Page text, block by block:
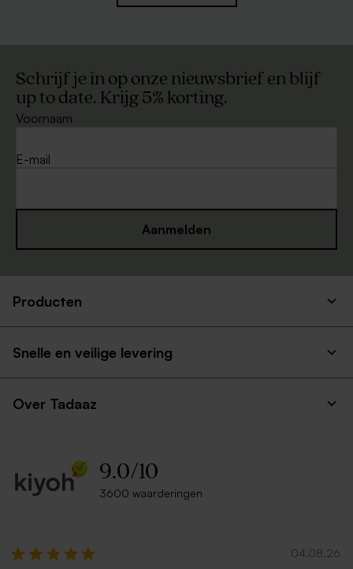
Donkerblauwe envelop met
puntklep
puntklep
Schrijf je in op onze nieuwsbrief en blijf
up to date. Krijg 5% korting.
Voornaam
E-mail
Aanmelden
Producten
Snelle en veilige levering
Over Tadaaz
9.0/10
3600 waarderingen
04.08.26